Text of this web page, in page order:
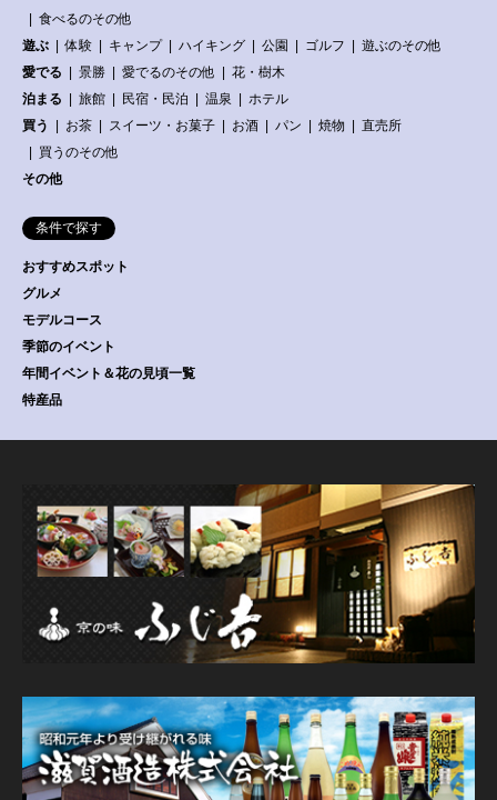
食べるのその他
遊ぶ
体験 キャンプ ハイキング 公園 ゴルフ
遊ぶのその他
愛でる
景勝 愛でるのその他
花・樹木
泊まる
旅館 民宿・民泊 温泉
ホテル
買う
お茶 スイーツ・お菓子 お酒 パン 焼物
直売所
買うのその他
その他
条件で探す
おすすめスポット
グルメ
モデルコース
季節のイベント
年間イベント＆花の見頃一覧
特産品